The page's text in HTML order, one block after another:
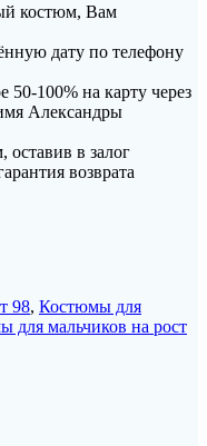
костюм, Вам
дату по телефону
50-100% на карту через
Александры
оставив в залог
возврата
98, Костюмы для
для мальчиков на рост